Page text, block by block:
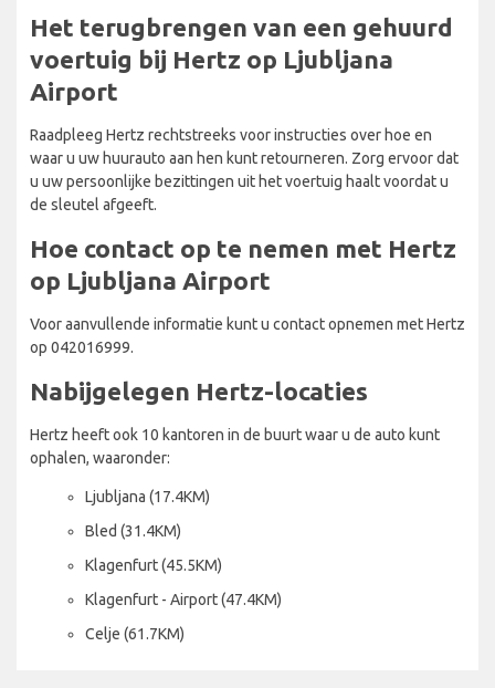
Het terugbrengen van een gehuurd
voertuig bij Hertz op Ljubljana
Airport
Raadpleeg Hertz rechtstreeks voor instructies over hoe en
waar u uw huurauto aan hen kunt retourneren. Zorg ervoor dat
u uw persoonlijke bezittingen uit het voertuig haalt voordat u
de sleutel afgeeft.
Hoe contact op te nemen met Hertz
op Ljubljana Airport
Voor aanvullende informatie kunt u contact opnemen met Hertz
op 042016999.
Nabijgelegen Hertz-locaties
Hertz heeft ook 10 kantoren in de buurt waar u de auto kunt
ophalen, waaronder:
Ljubljana (17.4KM)
Bled (31.4KM)
Klagenfurt (45.5KM)
Klagenfurt - Airport (47.4KM)
Celje (61.7KM)